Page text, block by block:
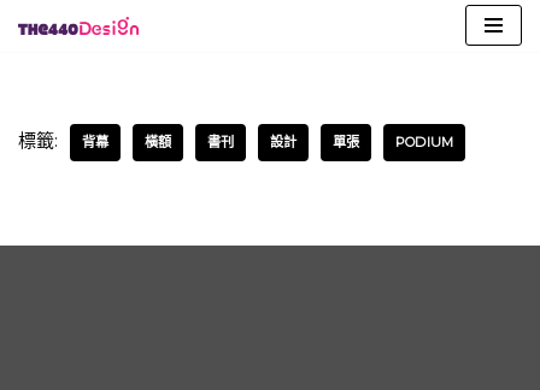
content
標籤: 背幕 橫額 書刊 設計 單張 PODIUM